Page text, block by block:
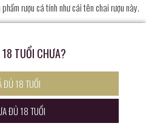
rượu cá tính như cái tên chai rượu này.
hảo hơn thì có lẽ bạn nên dùng rượu
cùng với một chút đá viên hoà cùng
tươi mát và hoàn hảo đến ngỡ ngàng mà
chúng.
TUỔI CHƯA?
ĐỦ 18 TUỔI
ĐỦ 18 TUỔI